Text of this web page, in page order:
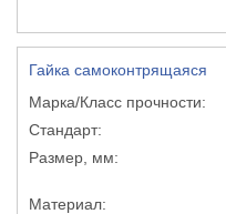
Гайка самоконтрящаяся